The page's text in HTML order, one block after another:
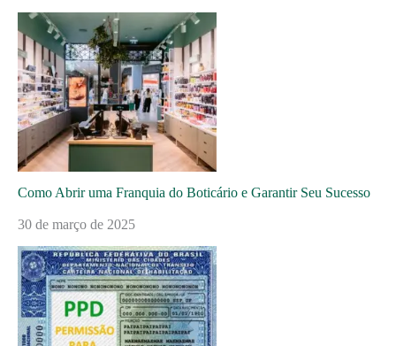
Como Abrir uma Franquia do Boticário e Garantir Seu Sucesso
30 de março de 2025